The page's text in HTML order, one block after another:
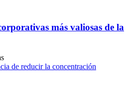
más valiosas de la